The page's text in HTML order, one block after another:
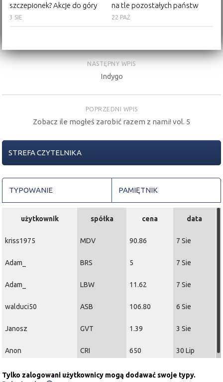
szczepionek? Akcje do góry
3 SIE
na tle pozostałych państw
22 PAŹ
NASTĘPNY WPIS
Indygo
POPRZEDNI WPIS
Zobacz ile mogłeś zarobić razem z nami! vol. 5
STREFA CZYTELNIKA
TYPOWANIE PAMIĘTNIK
użytkownik spółka cena data
kriss1975 MDV 90.86 7 Sie
Adam_ BRS 5 7 Sie
Adam_ LBW 11.62 7 Sie
walduci50 ASB 106.80 6 Sie
Janosz GVT 1.39 3 Sie
Anon CRI 650 30 Lip
Tylko zalogowani użytkownicy mogą dodawać swoje typy.